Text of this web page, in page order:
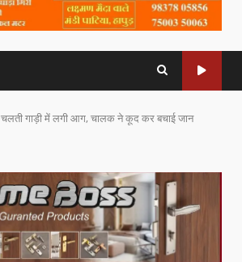
चलती गाड़ी में लगी आग, चालक ने कूद कर बचाई जान